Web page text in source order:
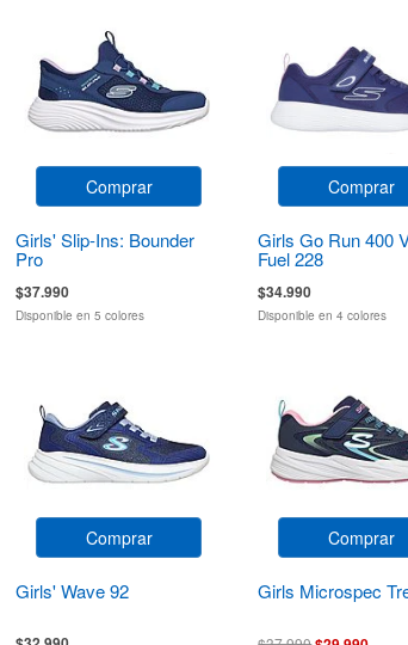
Comprar
Girls' Slip-Ins: Bounder
Pro
$37.990
Disponible en 5 colores
Comprar
Girls Go Run 400
Fuel 228
$34.990
Disponible en 4 colores
Comprar
Girls' Wave 92
Comprar
Girls Microspec